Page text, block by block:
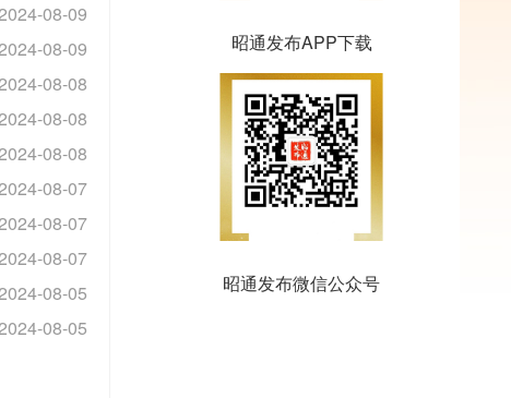
08-09
08-09
08-08
08-08
08-08
08-07
08-07
08-07
08-05
08-05
昭通发布APP下载
昭通发布微信公众号